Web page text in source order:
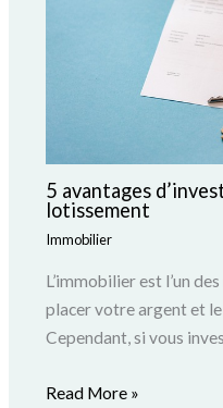
5 avantages
lotissement
Immobilier
L’immobilier est l’un
placer votre argent et
Cependant, si vous
Read More »